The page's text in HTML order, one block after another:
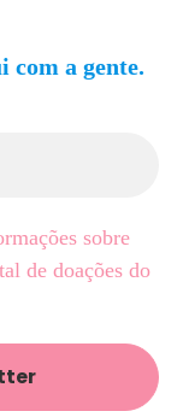
com a gente.
sobre
de doações do